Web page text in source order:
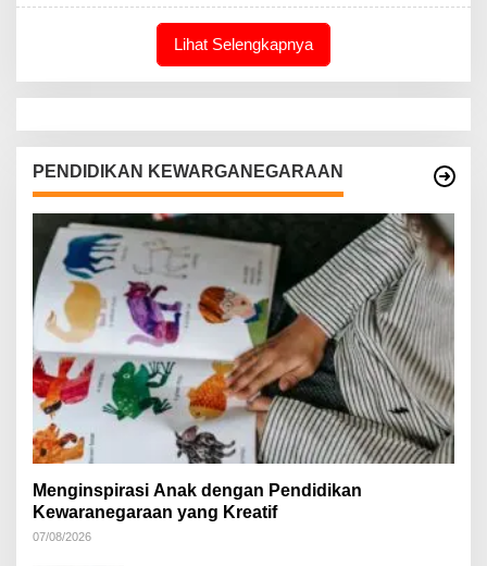
Lihat Selengkapnya
PENDIDIKAN KEWARGANEGARAAN
Menginspirasi Anak dengan Pendidikan
Kewaranegaraan yang Kreatif
07/08/2026